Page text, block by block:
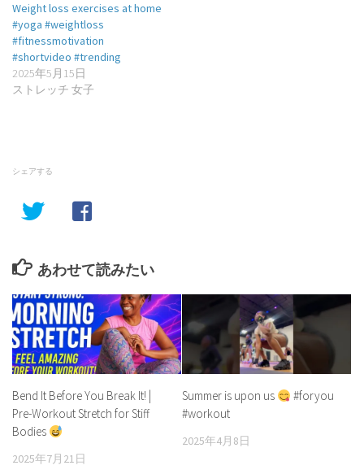
Weight loss exercises at home
#yoga #weightloss
#fitnessmotivation
#shortvideo #trending
2025年5月15日
ストレッチ 女子
シェアする
あわせて読みたい
Bend It Before You Break It! |
Pre-Workout Stretch for Stiff
Bodies
2025年7月21日
Summer is upon us
#foryou
#workout
2025年4月8日